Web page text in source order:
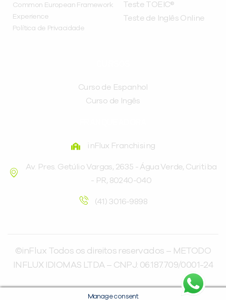
Common European Framework
Experience
Política de Privacidade
Teste TOEIC®
Teste de Inglês Online
Curso de Espanhol
Curso de Ingês
inFlux Franchising
Av. Pres. Getúlio Vargas, 2635 - Água Verde, Curitiba
- PR, 80240-040
(41) 3016-9898
©inFlux Todos os direitos reservados – METODO
INFLUX IDIOMAS LTDA – CNPJ: 06.187.709/0001-24
Manage consent